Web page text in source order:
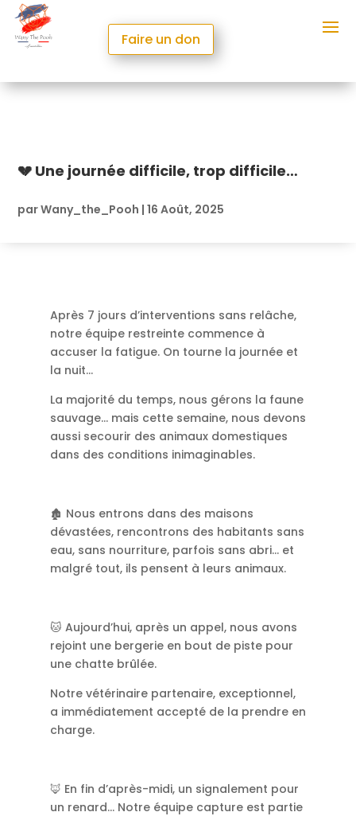
Faire un don
💔 Une journée difficile, trop difficile…
parWany_the_Pooh |16 Août, 2025
Après 7 jours d’interventions sans relâche,
notre équipe restreinte commence à
accuser la fatigue. On tourne la journée et
la nuit…
La majorité du temps, nous gérons la faune
sauvage… mais cette semaine, nous devons
aussi secourir des animaux domestiques
dans des conditions inimaginables.
🏚️ Nous entrons dans des maisons
dévastées, rencontrons des habitants sans
eau, sans nourriture, parfois sans abri… et
malgré tout, ils pensent à leurs animaux.
🐱 Aujourd’hui, après un appel, nous avons
rejoint une bergerie en bout de piste pour
une chatte brûlée.
Notre vétérinaire partenaire, exceptionnel,
a immédiatement accepté de la prendre en
charge.
🦊 En fin d’après-midi, un signalement pour
un renard… Notre équipe capture est partie